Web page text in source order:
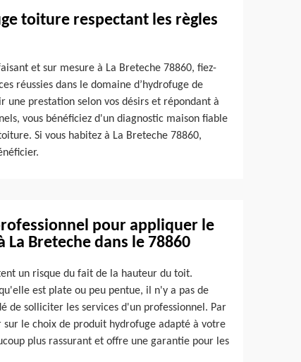
toiture respectant les règles
et sur mesure à La Breteche 78860, fiez-
réussies dans le domaine d’hydrofuge de
prestation selon vos désirs et répondant à
vous bénéficiez d'un diagnostic maison fiable
Si vous habitez à La Breteche 78860,
pour appliquer le
Breteche dans le 78860
un risque du fait de la hauteur du toit.
est plate ou peu pentue, il n'y a pas de
de solliciter les services d'un professionnel. Par
le choix de produit hydrofuge adapté à votre
plus rassurant et offre une garantie pour les